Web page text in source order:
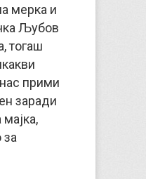
мерка и
Љубов
тогаш
прими
заради
за